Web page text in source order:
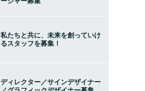
私たちと共に、未来を創っていけ
るスタッフを募集！
ディレクター／サインデザイナー